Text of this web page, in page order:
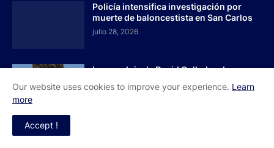
Policía intensifica investigación por
muerte de baloncestista en San Carlos
julio 28, 2026
La paradoja de David Collado: ¿Le
agosto 03, 2026
Our website uses cookies to improve your experience. Learn
more
Accept !